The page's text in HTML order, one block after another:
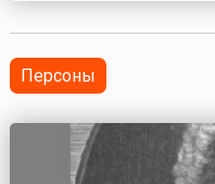
лепра (болезнь
хронически...
Персоны